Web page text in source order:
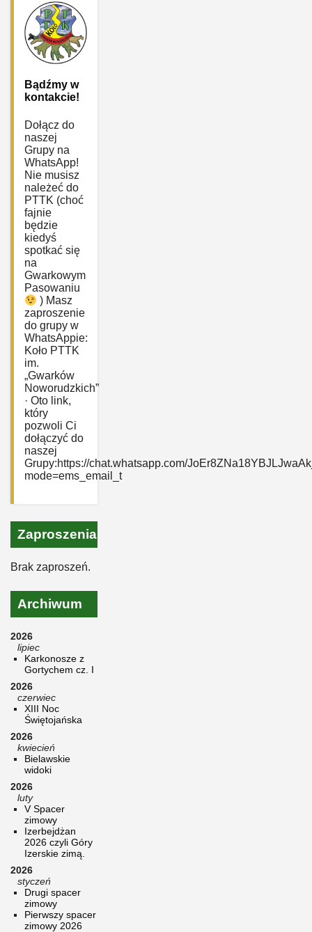
Bądźmy w
kontakcie!
Dołącz do
naszej
Grupy na
WhatsApp!
Nie musisz
należeć do
PTTK (choć
fajnie
będzie
kiedyś
spotkać się
na
Gwarkowym
Pasowaniu
) Masz
zaproszenie
do grupy w
WhatsAppie:
‎Koło PTTK
im.
„Gwarków
Noworudzkich”
· Oto link,
który
pozwoli Ci
dołączyć do
naszej
Grupy:https://chat.whatsapp.com/
mode=ems_email_t
Zaproszenia
Brak zaproszeń.
Archiwum
2026
lipiec
Karkonosze z
Gortychem cz. I
2026
czerwiec
XIII Noc
Świętojańska
2026
kwiecień
Bielawskie
widoki
2026
luty
V Spacer
zimowy
Izerbejdżan
2026 czyli Góry
Izerskie zimą.
2026
styczeń
Drugi spacer
zimowy
Pierwszy spacer
zimowy 2026